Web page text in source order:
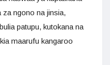
za ngono na jinsia,
patupu, kutokana na
maarufu kangaroo